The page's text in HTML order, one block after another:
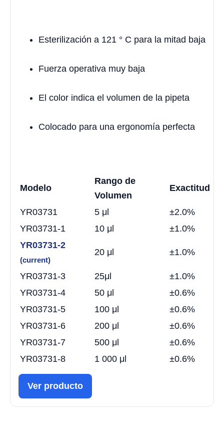
Esterilización a 121 ° C para la mitad baja
Fuerza operativa muy baja
El color indica el volumen de la pipeta
Colocado para una ergonomía perfecta
Modelo
Rango de
Volumen
Exactitud
YR03731 5 μl
±2.0%
YR03731-1
10 μl
±1.0%
YR03731-2
(current)
20 μl ±1.0%
YR03731-3 25μl
±1.0%
YR03731-4
50 μl
±0.6%
YR03731-5
100 μl
±0.6%
YR03731-6
200 μl
±0.6%
YR03731-7
500 μl
±0.6%
YR03731-8
1 000 μl ±0.6%
Ver producto